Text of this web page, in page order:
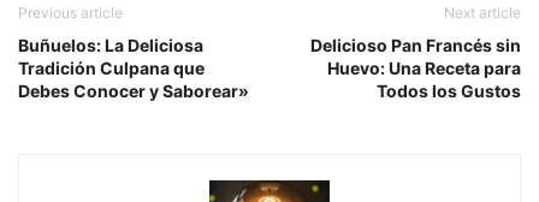
Previous article
Buñuelos: La Deliciosa
Tradición Culpana que
Debes Conocer y Saborear»
Next article
Delicioso Pan Francés sin
Huevo: Una Receta para
Todos los Gustos